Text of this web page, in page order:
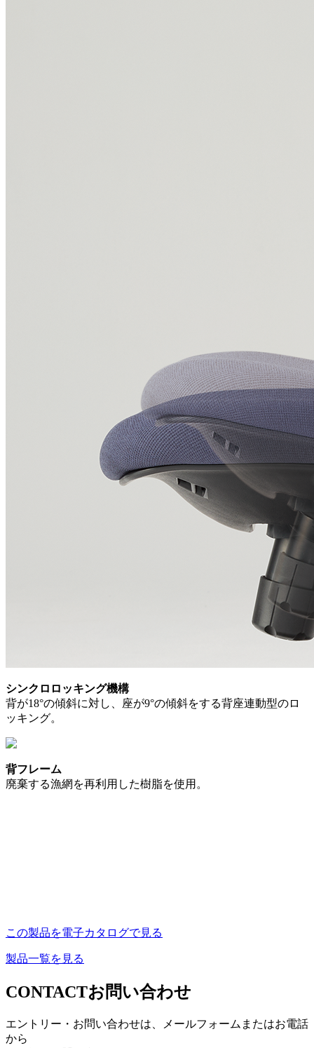
シンクロロッキング機構
背が18°の傾斜に対し、座が9°の傾斜をする背座連動型のロ
ッキング。
背フレーム
廃棄する漁網を再利用した樹脂を使用。
この製品を電子カタログで見る
製品一覧を見る
CONTACTお問い合わせ
エントリー・お問い合わせは、メールフォームまたはお電話
から